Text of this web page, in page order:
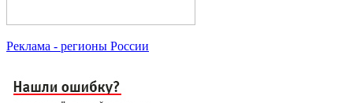
Реклама - регионы России